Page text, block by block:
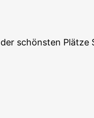
schönsten Plätze